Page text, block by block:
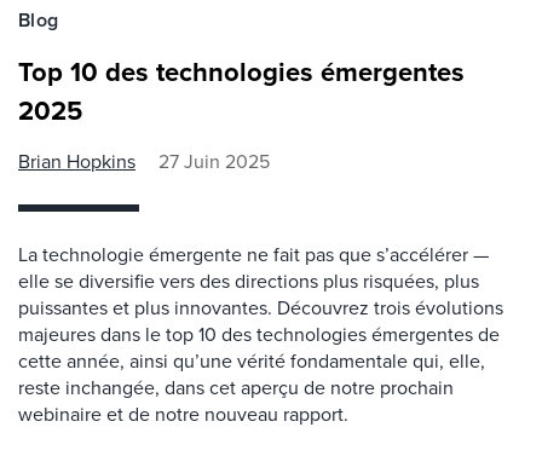
Blog
Top 10 des technologies émergentes
2025
Brian Hopkins 27 Juin 2025
La technologie émergente ne fait pas que s’accélérer —
elle se diversifie vers des directions plus risquées, plus
puissantes et plus innovantes. Découvrez trois évolutions
majeures dans le top 10 des technologies émergentes de
cette année, ainsi qu’une vérité fondamentale qui, elle,
reste inchangée, dans cet aperçu de notre prochain
webinaire et de notre nouveau rapport.